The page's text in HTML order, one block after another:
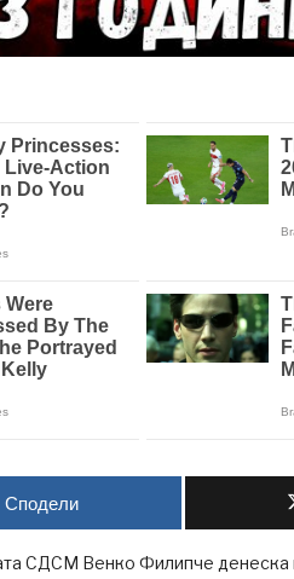
Сподели
СДСМ Венко Филипче денеска